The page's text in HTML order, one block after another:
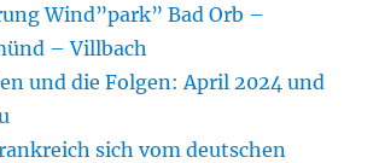
Wind”park” Bad Orb –
– Villbach
und die Folgen: April 2024 und
sich vom deutschen